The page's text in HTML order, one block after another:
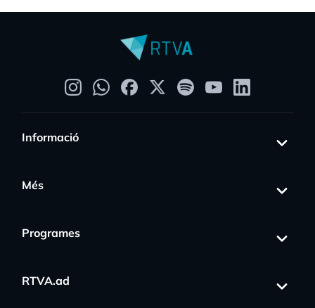
Informació
Més
Programes
RTVA.ad